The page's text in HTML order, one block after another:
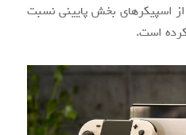
از اسپیکرهای بخش پایینی نسبت
است.